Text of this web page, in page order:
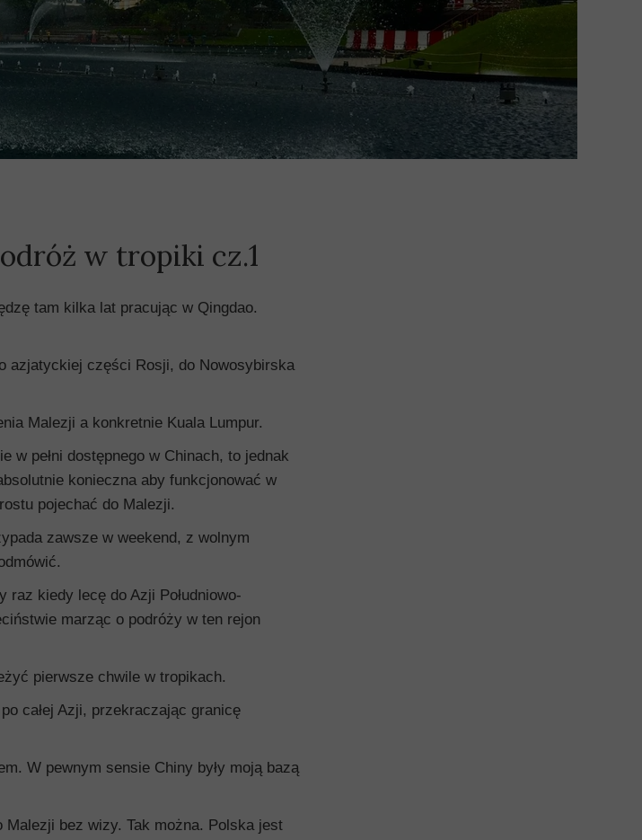
w tropiki cz.1
tam kilka lat pracując w Qingdao.
azjatyckiej części Rosji, do Nowosybirska
Malezji a konkretnie Kuala Lumpur.
w pełni dostępnego w Chinach, to jednak
konieczna aby funkcjonować w
pojechać do Malezji.
zawsze w weekend, z wolnym
kiedy lecę do Azji Południowo-
marząc o podróży w ten rejon
pierwsze chwile w tropikach.
całej Azji, przekraczając granicę
W pewnym sensie Chiny były moją bazą
bez wizy. Tak można. Polska jest